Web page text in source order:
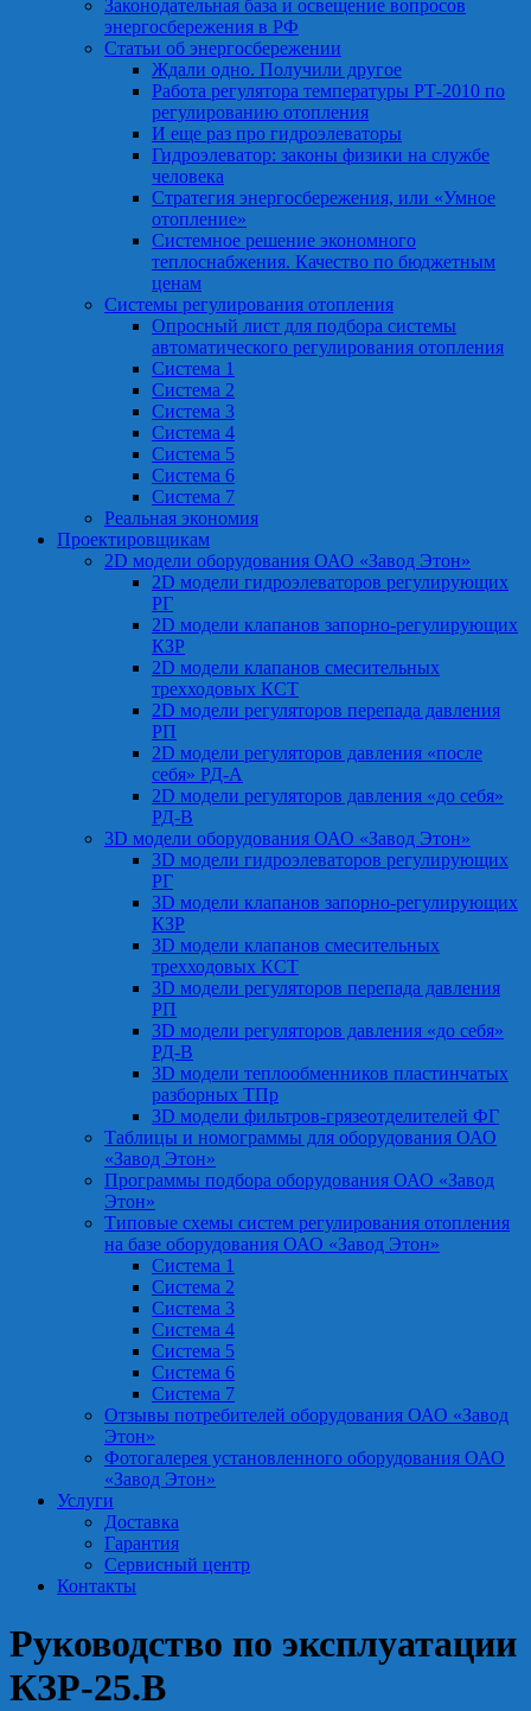
Законодательная база и освещение вопросов
энергосбережения в РФ
Статьи об энергосбережении
Ждали одно. Получили другое
Работа регулятора температуры РТ-2010 по
регулированию отопления
И еще раз про гидроэлеваторы
Гидроэлеватор: законы физики на службе
человека
Стратегия энергосбережения, или «Умное
отопление»
Системное решение экономного
теплоснабжения. Качество по бюджетным
ценам
Системы регулирования отопления
Опросный лист для подбора системы
автоматического регулирования отопления
Система 1
Система 2
Система 3
Система 4
Система 5
Система 6
Система 7
Реальная экономия
Проектировщикам
2D модели оборудования ОАО «Завод Этон»
2D модели гидроэлеваторов регулирующих
РГ
2D модели клапанов запорно-регулирующих
КЗР
2D модели клапанов смесительных
трехходовых КСТ
2D модели регуляторов перепада давления
РП
2D модели регуляторов давления «после
себя» РД-А
2D модели регуляторов давления «до себя»
РД-В
3D модели оборудования ОАО «Завод Этон»
3D модели гидроэлеваторов регулирующих
РГ
3D модели клапанов запорно-регулирующих
КЗР
3D модели клапанов смесительных
трехходовых КСТ
3D модели регуляторов перепада давления
РП
3D модели регуляторов давления «до себя»
РД-В
3D модели теплообменников пластинчатых
разборных ТПр
3D модели фильтров-грязеотделителей ФГ
Таблицы и номограммы для оборудования ОАО
«Завод Этон»
Программы подбора оборудования ОАО «Завод
Этон»
Типовые схемы систем регулирования отопления
на базе оборудования ОАО «Завод Этон»
Система 1
Система 2
Система 3
Система 4
Система 5
Система 6
Система 7
Отзывы потребителей оборудования ОАО «Завод
Этон»
Фотогалерея установленного оборудования ОАО
«Завод Этон»
Услуги
Доставка
Гарантия
Сервисный центр
Контакты
Руководство по эксплуатации
КЗР-25.В